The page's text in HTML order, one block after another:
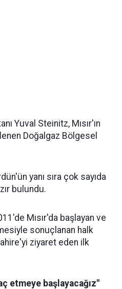
Yuval Steinitz, Mısır'ın
Doğalgaz Bölgesel
yanı sıra çok sayıda
bulundu.
Mısır'da başlayan ve
sonuçlanan halk
ziyaret eden ilk
etmeye başlayacağız"